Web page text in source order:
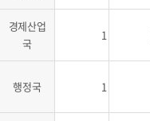
경제산업
국
1
행정국 1